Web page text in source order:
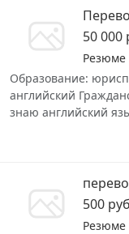
50 000
Резюме
Образование:
английский
знаю английский
500
Резюме